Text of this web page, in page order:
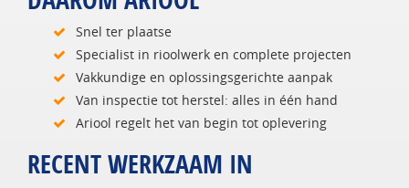
Snel ter plaatse
Specialist in rioolwerk en complete projecten
Vakkundige en oplossingsgerichte aanpak
Van inspectie tot herstel: alles in één hand
Ariool regelt het van begin tot oplevering
RECENT WERKZAAM IN